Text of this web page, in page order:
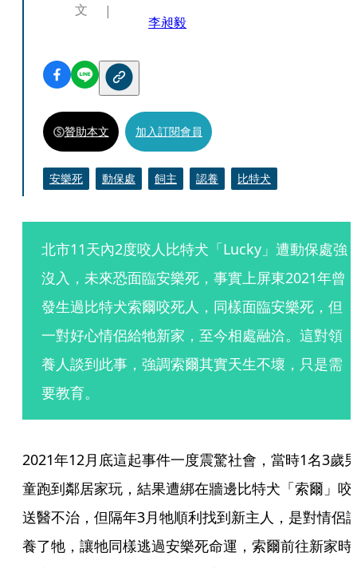
文
李昶毅
贊助本文 加入訂閱會員
安樂死 動保處 飼主 認養 比特犬
北市11天內2度咬人比特犬「Lucky」遭動保處強
沒入，未來恐面臨安樂死，事實上屏東2021年曾
發生過比特犬索爾咬死人，同樣面臨安樂死，但
一對好心情侶給牠新家，至今相處融洽。這對領
養人談到此事，強調索爾其實天生不壞，只是需
要教育。
2021年12月底這起事件一度震驚社會，當時1名3歲
童跑到鄰居家玩，結果遭綁在牆邊比特犬「索爾」咬
送醫不治，但隔年3月牠順利找到新主人，是對情侶
養了牠，讓牠同樣逃過安樂死命運，索爾前往新家時